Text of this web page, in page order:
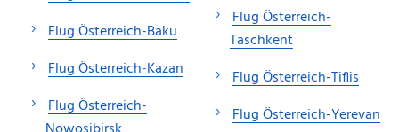
Flug Österreich-Baku
Flug Österreich-Kazan
Flug Österreich-
Flug Österreich-
Taschkent
Flug Österreich-Tiflis
Flug Österreich-Yerevan